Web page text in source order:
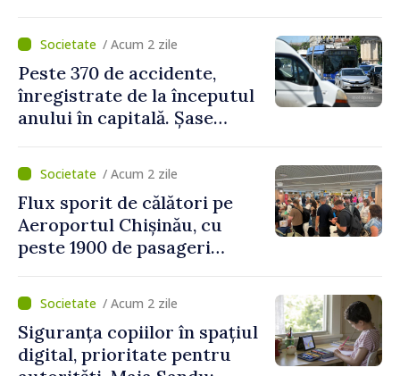
/ Acum 2 zile
Peste 370 de accidente,
înregistrate de la începutul
anului în capitală. Șase
/ Acum 2 zile
Flux sporit de călători pe
Aeroportul Chișinău, cu
peste 1900 de pasageri
de vârf a concediilor
/ Acum 2 zile
Siguranța copiilor în spațiul
digital, prioritate pentru